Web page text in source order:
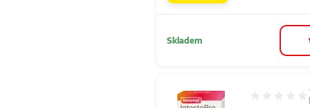
Skladem
Hodnocení